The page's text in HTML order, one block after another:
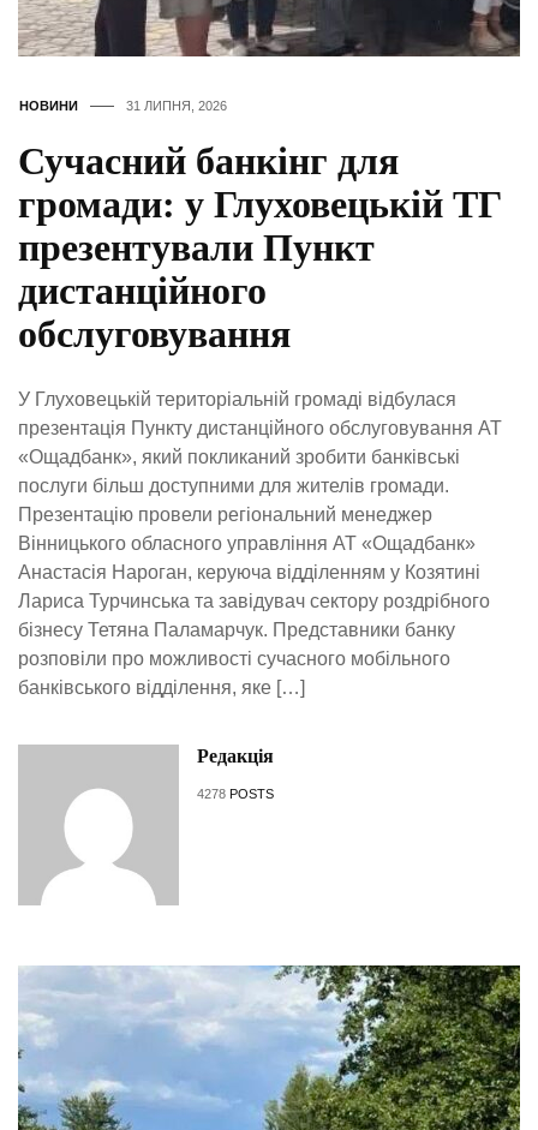
НОВИНИ 31 ЛИПНЯ, 2026
Сучасний банкінг для
громади: у Глуховецькій ТГ
презентували Пункт
дистанційного
обслуговування
У Глуховецькій територіальній громаді відбулася
презентація Пункту дистанційного обслуговування АТ
«Ощадбанк», який покликаний зробити банківські
послуги більш доступними для жителів громади.
Презентацію провели регіональний менеджер
Вінницького обласного управління АТ «Ощадбанк»
Анастасія Нароган, керуюча відділенням у Козятині
Лариса Турчинська та завідувач сектору роздрібного
бізнесу Тетяна Паламарчук. Представники банку
розповіли про можливості сучасного мобільного
банківського відділення, яке […]
Редакція
4278 POSTS